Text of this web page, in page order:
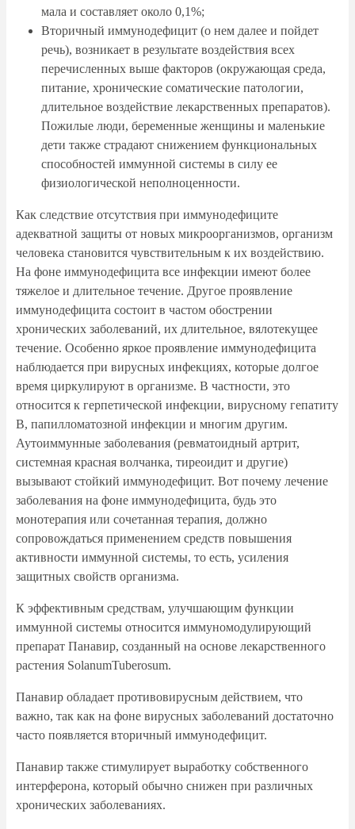
мала и составляет около 0,1%;
Вторичный иммунодефицит (о нем далее и пойдет
речь), возникает в результате воздействия всех
перечисленных выше факторов (окружающая среда,
питание, хронические соматические патологии,
длительное воздействие лекарственных препаратов).
Пожилые люди, беременные женщины и маленькие
дети также страдают снижением функциональных
способностей иммунной системы в силу ее
физиологической неполноценности.
Как следствие отсутствия при иммунодефиците
адекватной защиты от новых микроорганизмов, организм
человека становится чувствительным к их воздействию.
На фоне иммунодефицита все инфекции имеют более
тяжелое и длительное течение. Другое проявление
иммунодефицита состоит в частом обострении
хронических заболеваний, их длительное, вялотекущее
течение. Особенно яркое проявление иммунодефицита
наблюдается при вирусных инфекциях, которые долгое
время циркулируют в организме. В частности, это
относится к герпетической инфекции, вирусному гепатиту
В, папилломатозной инфекции и многим другим.
Аутоиммунные заболевания (ревматоидный артрит,
системная красная волчанка, тиреоидит и другие)
вызывают стойкий иммунодефицит. Вот почему лечение
заболевания на фоне иммунодефицита, будь это
монотерапия или сочетанная терапия, должно
сопровождаться применением средств повышения
активности иммунной системы, то есть, усиления
защитных свойств организма.
К эффективным средствам, улучшающим функции
иммунной системы относится иммуномодулирующий
препарат Панавир, созданный на основе лекарственного
растения SolanumTuberosum.
Панавир обладает противовирусным действием, что
важно, так как на фоне вирусных заболеваний достаточно
часто появляется вторичный иммунодефицит.
Панавир также стимулирует выработку собственного
интерферона, который обычно снижен при различных
хронических заболеваниях.